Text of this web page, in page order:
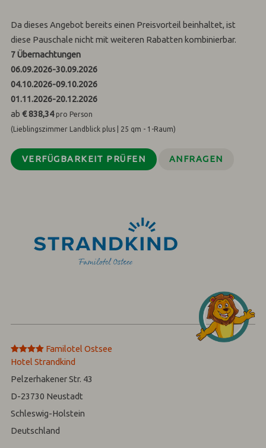
Da dieses Angebot bereits einen Preisvorteil beinhaltet, ist
diese Pauschale nicht mit weiteren Rabatten kombinierbar.
7Übernachtungen
06.09.2026-30.09.2026
04.10.2026-09.10.2026
01.11.2026-20.12.2026
ab€ 838,34pro Person
(Lieblingszimmer Landblick plus | 25 qm - 1-Raum)
VERFÜGBARKEIT PRÜFEN ANFRAGEN
****
Familotel Ostsee
Hotel Strandkind
Pelzerhakener Str. 43
D-23730 Neustadt
Schleswig-Holstein
Deutschland